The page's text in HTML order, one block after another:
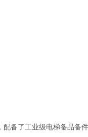
备了工业级电梯备品